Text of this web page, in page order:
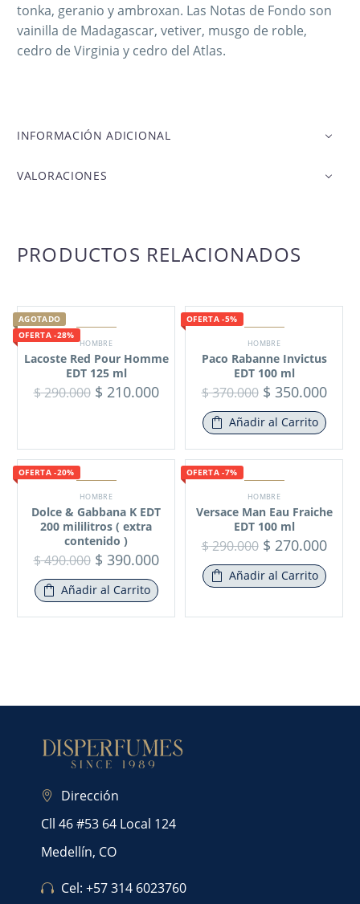
tonka, geranio y ambroxan. Las Notas de Fondo son
vainilla de Madagascar, vetiver, musgo de roble,
cedro de Virginia y cedro del Atlas.
INFORMACIÓN ADICIONAL
VALORACIONES
PRODUCTOS RELACIONADOS
AGOTADO
OFERTA -28%
HOMBRE
Lacoste Red Pour Homme
EDT 125 ml
$290.000 $ 210.000
OFERTA -5%
HOMBRE
Paco Rabanne Invictus
EDT 100 ml
$370.000 $ 350.000
Añadir al Carrito
OFERTA -20%
HOMBRE
Dolce & Gabbana K EDT
200 mililitros ( extra
contenido )
$490.000 $ 390.000
Añadir al Carrito
OFERTA -7%
HOMBRE
Versace Man Eau Fraiche
EDT 100 ml
$290.000 $ 270.000
Añadir al Carrito
Dirección
Cll 46 #53 64 Local 124
Medellín, CO
Cel: +57 314 6023760